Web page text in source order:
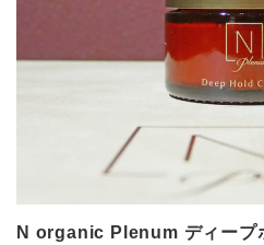
N organic Plenum ディープ